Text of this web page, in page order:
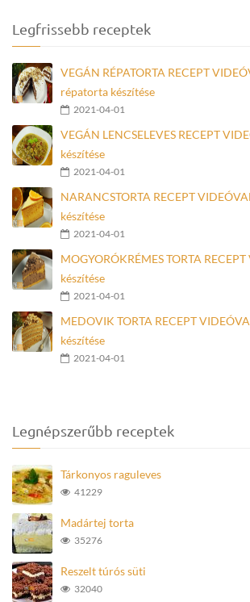
Legfrissebb receptek
VEGÁN RÉPATORTA RECEPT
répatorta készítése
2021-04-01
VEGÁN LENCSELEVES RECEPT
készítése
2021-04-01
NARANCSTORTA RECEPT
készítése
2021-04-01
MOGYORÓKRÉMES TORTA
készítése
2021-04-01
MEDOVIK TORTA RECEPT
készítése
2021-04-01
Legnépszerűbb receptek
Tárkonyos raguleves
41229
Madártej torta
35276
Reszelt túrós süti
32040